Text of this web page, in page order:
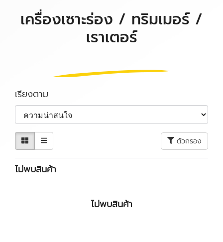
เครื่องเซาะร่อง / ทริมเมอร์ /
เราเตอร์
เรียงตาม
ตัวกรอง
ไม่พบสินค้า
ไม่พบสินค้า